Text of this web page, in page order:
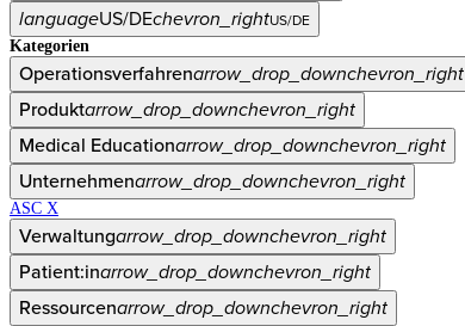
languageUS/DEchevron_rightUS/DE
Kategorien
Operationsverfahrenarrow_drop_downchevron_right
Produktarrow_drop_downchevron_right
Medical Educationarrow_drop_downchevron_right
Unternehmenarrow_drop_downchevron_right
ASC X
Verwaltungarrow_drop_downchevron_right
Patient:inarrow_drop_downchevron_right
Ressourcenarrow_drop_downchevron_right